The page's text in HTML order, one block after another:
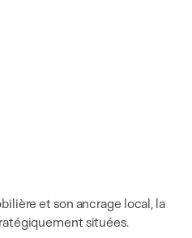
et son ancrage local, la
situées.